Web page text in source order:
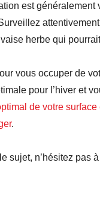
est généralement
herbe qui
vous occuper de
pour l’hiver et
de votre
.
sujet, n’hésitez pas